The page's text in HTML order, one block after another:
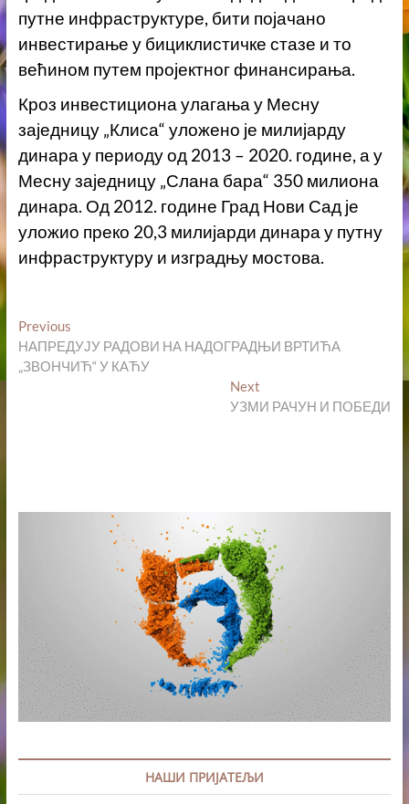
путне инфраструктуре, бити појачано
инвестирање у бициклистичке стазе и то
већином путем пројектног финансирања.
Кроз инвестициона улагања у Месну
заједницу „Клиса“ уложено је милијарду
динара у периоду од 2013 – 2020. године, а у
Месну заједницу „Слана бара“ 350 милиона
динара. Од 2012. године Град Нови Сад је
уложио преко 20,3 милијарди динара у путну
инфраструктуру и изградњу мостова.
Кретање
чланка
PreviousPrevious
post:
НАПРЕДУЈУ РАДОВИ НА НАДОГРАДЊИ ВРТИЋА
„ЗВОНЧИЋ“ У КАЋУ
Next
post:
УЗМИ РАЧУН И ПОБЕДИ
НАШИ ПРИЈАТЕЉИ